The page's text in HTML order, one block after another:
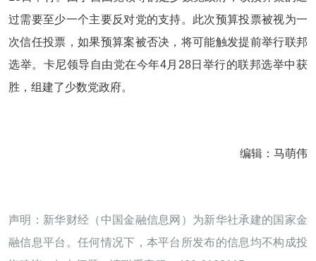
过需要至少一个主要反对党的支持。此次预算投票被视为一
次信任投票，如果预算案被否决，将可能触发提前举行联邦
选举。卡尼领导自由党在今年4月28日举行的联邦选举中获
胜，组建了少数党政府。
编辑：马萌伟
声明：新华财经（中国金融信息网）为新华社承建的国家金
融信息平台。任何情况下，本平台所发布的信息均不构成投